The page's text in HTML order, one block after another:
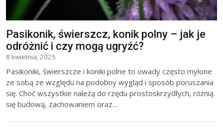
Pasikonik, świerszcz, konik polny – jak je
odróżnić i czy mogą ugryźć?
8 kwietnia, 2025
Pasikoniki, świerszcze i koniki polne to owady często mylone
ze sobą ze względu na podobny wygląd i sposób poruszania
się. Choć wszystkie należą do rzędu prostoskrzydłych, różnią
się budową, zachowaniem oraz...